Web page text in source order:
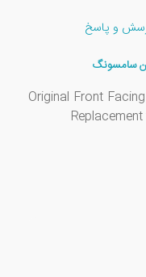
و پاسخ
سامسونگ
Original Front